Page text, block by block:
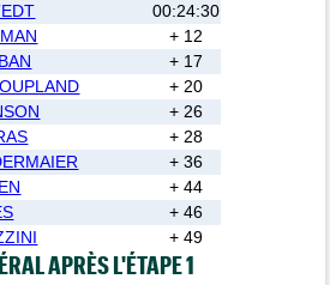
00:24:30
+ 12
+ 17
+ 20
+ 26
+ 28
+ 36
+ 44
+ 46
+ 49
APRÈS L'ÉTAPE 1